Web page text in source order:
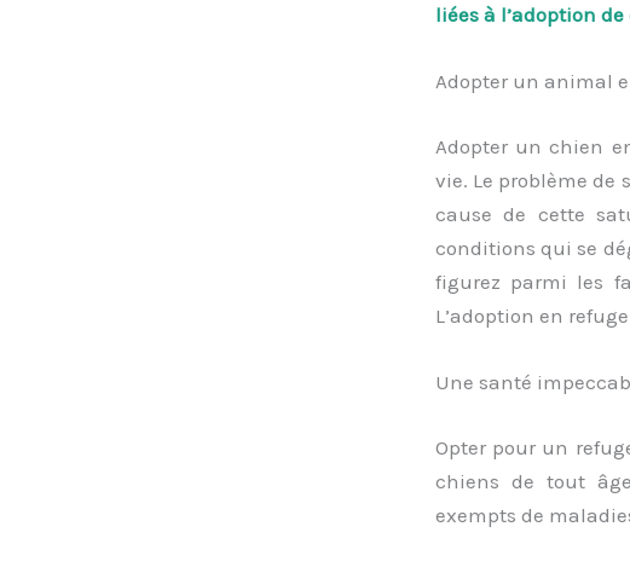
liées à l’adoption
Adopter un animal
Adopter un chien
vie. Le problème
cause de cette
conditions qui se
figurez parmi les
L’adoption en
Une santé
Opter pour un
chiens de tout
exempts de